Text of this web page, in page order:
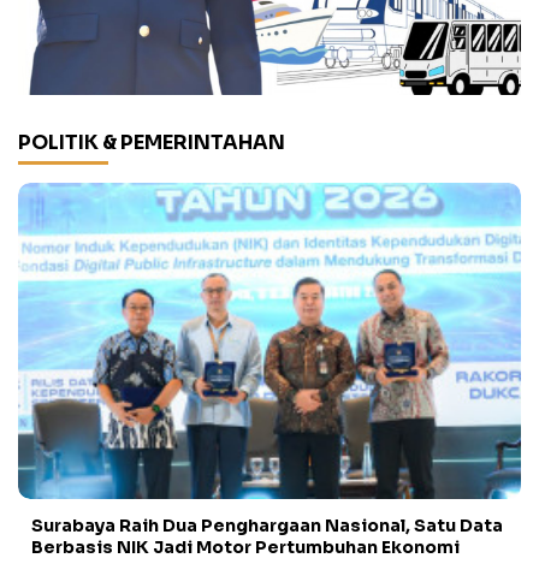
POLITIK & PEMERINTAHAN
Surabaya Raih Dua Penghargaan Nasional, Satu Data
Berbasis NIK Jadi Motor Pertumbuhan Ekonomi